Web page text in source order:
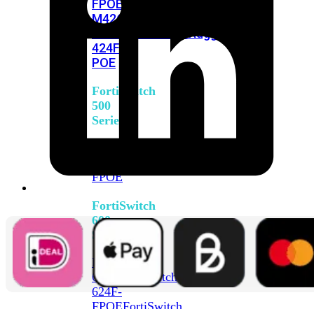
FPOE
M426E-
FortiSwitchRugged
424F-
POE
FortiSwitch
500
Series
FPOE
FortiSwitch
600
Series
FortiSwitch
624F
FortiSwitch
624F-
FPOEFortiSwitch